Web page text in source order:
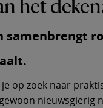
het
.
op zoek naar
nieuwsgierig